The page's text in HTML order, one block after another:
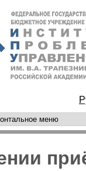
Перейти к
содержанию